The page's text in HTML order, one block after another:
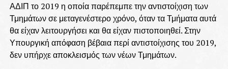
ΑΔΙΠ το 2019 η οποία παρέπεμπε την αντιστοίχιση των
Τμημάτων σε μεταγενέστερο χρόνο, όταν τα Τμήματα αυτά
θα είχαν λειτουργήσει και θα είχαν πιστοποιηθεί. Στην
Υπουργική απόφαση βέβαια περί αντιστοίχισης του 2019,
δεν υπήρχε αποκλεισμός των νέων Τμημάτων.